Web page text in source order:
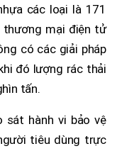
các loại là 171
thương mại điện tử
có các giải pháp
đó lượng rác thải
tấn.
sát hành vi bảo vệ
tiêu dùng trực